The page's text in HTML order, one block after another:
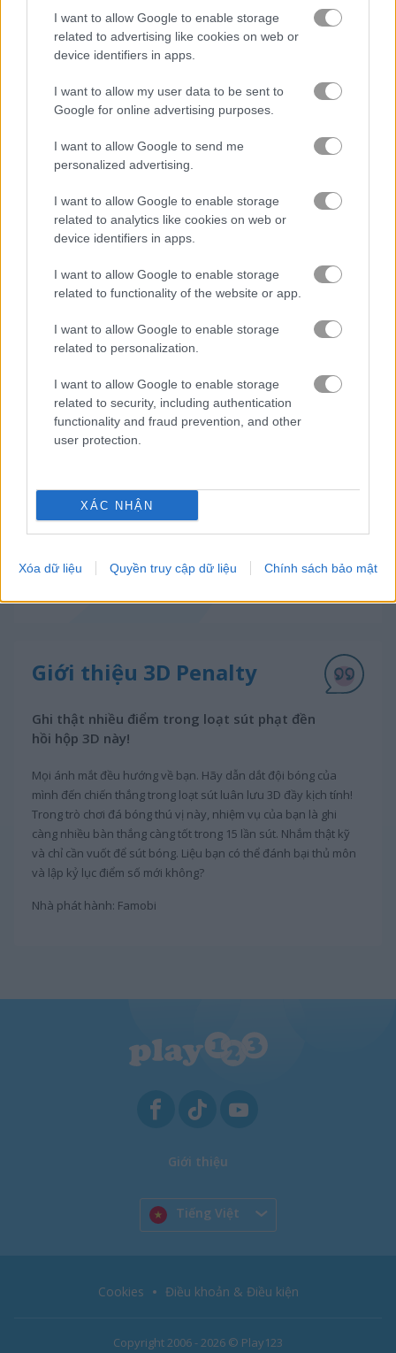
I want to allow Google to enable storage
related to advertising like cookies on web or
device identifiers in apps.
I want to allow my user data to be sent to
Google for online advertising purposes.
I want to allow Google to send me
personalized advertising.
I want to allow Google to enable storage
related to analytics like cookies on web or
device identifiers in apps.
I want to allow Google to enable storage
related to functionality of the website or app.
I want to allow Google to enable storage
related to personalization.
I want to allow Google to enable storage
related to security, including authentication
functionality and fraud prevention, and other
user protection.
XÁC NHẬN
Xóa dữ liệu Quyền truy cập dữ liệu Chính sách bảo mật
Soccertastic
trò chơi trực tuyến miễn phí trò chơi bóng Đá 3d penalty
Video gameplay
Giới thiệu 3D Penalty
Ghi thật nhiều điểm trong loạt sút phạt đền
hồi hộp 3D này!
Mọi ánh mắt đều hướng về bạn. Hãy dẫn dắt đội bóng của
mình đến chiến thắng trong loạt sút luân lưu 3D đầy kịch tính!
Trong trò chơi đá bóng thú vị này, nhiệm vụ của bạn là ghi
càng nhiều bàn thắng càng tốt trong 15 lần sút. Nhắm thật kỹ
và chỉ cần vuốt để sút bóng. Liệu bạn có thể đánh bại thủ môn
và lập kỷ lục điểm số mới không?
Nhà phát hành: Famobi
Giới thiệu
Tiếng Việt
Copyright 2006 - 2026 © Play123
Cookies Điều khoản & Điều kiện